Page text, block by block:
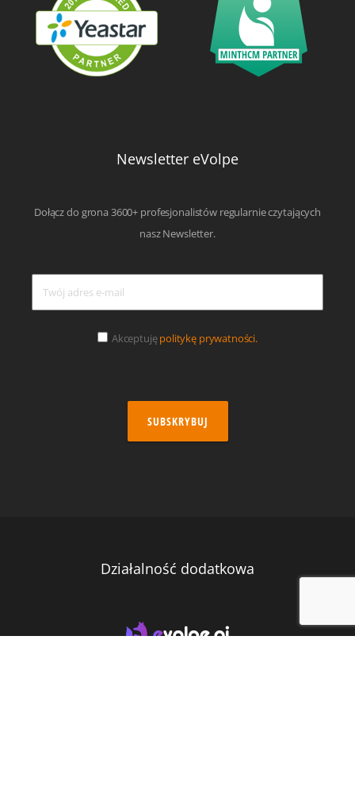
Newsletter eVolpe
Dołącz do grona 3600+ profesjonalistów regularnie czytających
nasz Newsletter.
Akceptujępolitykę prywatności.
SUBSKRYBUJ
Działalność dodatkowa